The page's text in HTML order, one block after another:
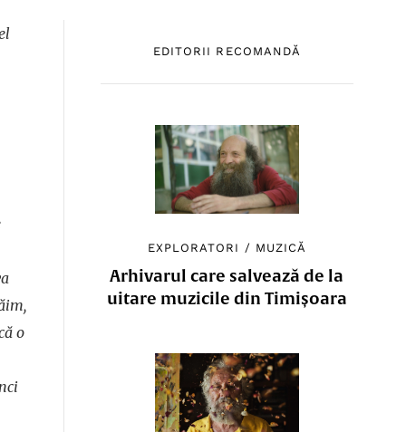
EDITORII RECOMANDĂ
EXPLORATORI / MUZICĂ
Arhivarul care salvează de la
uitare muzicile din Timișoara
o